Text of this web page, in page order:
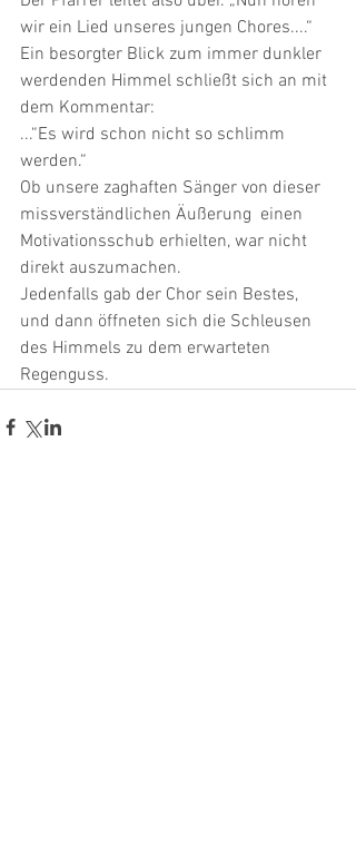
wir ein Lied unseres jungen Chores....“
Ein besorgter Blick zum immer dunkler
werdenden Himmel schließt sich an mit
dem Kommentar:
...“Es wird schon nicht so schlimm
werden.“
Ob unsere zaghaften Sänger von dieser
missverständlichen Äußerung  einen
Motivationsschub erhielten, war nicht
direkt auszumachen.
Jedenfalls gab der Chor sein Bestes,
und dann öffneten sich die Schleusen
des Himmels zu dem erwarteten
Regenguss.